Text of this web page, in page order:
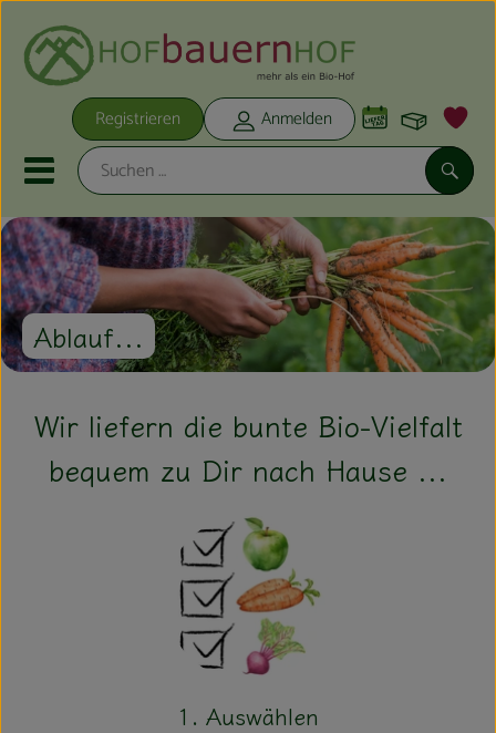
Registrieren Anmelden
Mobiles Menu öffnen oder
Unsere Ökokisten
Neu im Shop
Unsere Ökokisten
Obst & Gemüse
Hofbackstube
Ablauf...
Wir liefern die bunte Bio-Vielfalt
bequem zu Dir nach Hause ...
1. Auswählen